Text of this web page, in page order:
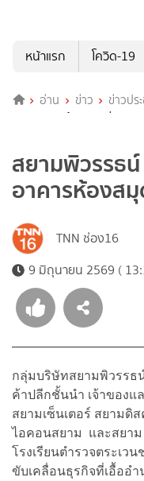
หน้าแรก
โควิด-19
อ่าน ข่าว ข่าวปร
มอบอาคารห้องสมุดส่งเสริม
สยามพิวรรธ
อาคารห้องส
TNN ช่อง16
9 มิถุนายน 2569 (
กลุ่มบริษัทสยามพิวรรธ
ค้าปลีกชั้นนำ เจ้าของแ
สยามเซ็นเตอร์ สยามดิ
ไอคอนสยาม และสยาม
โรงเรียนตำรวจตระเ
ขับเคลื่อนธุรกิจที่เอื้ออ